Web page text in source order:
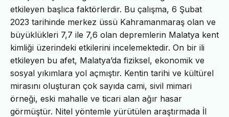
etkileyen başlıca faktörlerdir. Bu çalışma, 6 Şubat
2023 tarihinde merkez üssü Kahramanmaraş olan ve
büyüklükleri 7,7 ile 7,6 olan depremlerin Malatya kent
kimliği üzerindeki etkilerini incelemektedir. On bir ili
etkileyen bu afet, Malatya’da fiziksel, ekonomik ve
sosyal yıkımlara yol açmıştır. Kentin tarihi ve kültürel
mirasını oluşturan çok sayıda cami, sivil mimari
örneği, eski mahalle ve ticari alan ağır hasar
görmüştür. Nitel yöntemle yürütülen araştırmada İl